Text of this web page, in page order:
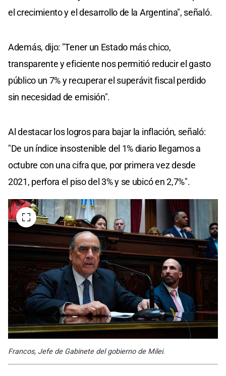
el crecimiento y el desarrollo de la Argentina", señaló.
Además, dijo: "Tener un Estado más chico,
transparente y eficiente nos permitió reducir el gasto
público un 7% y recuperar el superávit fiscal perdido
sin necesidad de emisión".
Al destacar los logros para bajar la inflación, señaló:
"De un índice insostenible del 1% diario llegamos a
octubre con una cifra que, por primera vez desde
2021, perfora el piso del 3% y se ubicó en 2,7%".
Francos, Jefe de Gabinete del gobierno de Milei.